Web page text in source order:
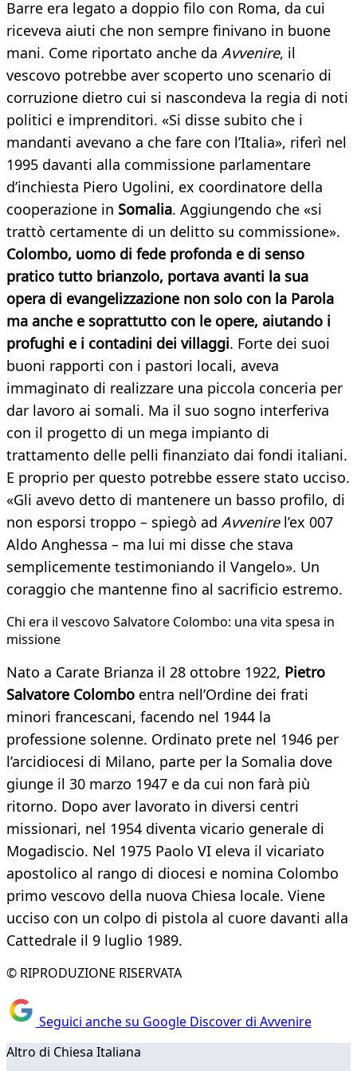
Barre era legato a doppio filo con Roma, da cui
riceveva aiuti che non sempre finivano in buone
mani. Come riportato anche da Avvenire, il
vescovo potrebbe aver scoperto uno scenario di
corruzione dietro cui si nascondeva la regia di noti
politici e imprenditori. «Si disse subito che i
mandanti avevano a che fare con l’Italia», riferì nel
1995 davanti alla commissione parlamentare
d’inchiesta Piero Ugolini, ex coordinatore della
cooperazione in Somalia. Aggiungendo che «si
trattò certamente di un delitto su commissione».
Colombo, uomo di fede profonda e di senso
pratico tutto brianzolo, portava avanti la sua
opera di evangelizzazione non solo con la Parola
ma anche e soprattutto con le opere, aiutando i
profughi e i contadini dei villaggi. Forte dei suoi
buoni rapporti con i pastori locali, aveva
immaginato di realizzare una piccola conceria per
dar lavoro ai somali. Ma il suo sogno interferiva
con il progetto di un mega impianto di
trattamento delle pelli finanziato dai fondi italiani.
E proprio per questo potrebbe essere stato ucciso.
«Gli avevo detto di mantenere un basso profilo, di
non esporsi troppo – spiegò ad Avvenirel’ex 007
Aldo Anghessa – ma lui mi disse che stava
semplicemente testimoniando il Vangelo». Un
coraggio che mantenne fino al sacrificio estremo.
Chi era il vescovo Salvatore Colombo: una vita spesa in
missione
Nato a Carate Brianza il 28 ottobre 1922, Pietro
Salvatore Colombo entra nell’Ordine dei frati
minori francescani, facendo nel 1944 la
professione solenne. Ordinato prete nel 1946 per
l’arcidiocesi di Milano, parte per la Somalia dove
giunge il 30 marzo 1947 e da cui non farà più
ritorno. Dopo aver lavorato in diversi centri
missionari, nel 1954 diventa vicario generale di
Mogadiscio. Nel 1975 Paolo VI eleva il vicariato
apostolico al rango di diocesi e nomina Colombo
primo vescovo della nuova Chiesa locale. Viene
ucciso con un colpo di pistola al cuore davanti alla
Cattedrale il 9 luglio 1989.
© RIPRODUZIONE RISERVATA
Seguici anche su Google Discover di Avvenire
Altro di Chiesa Italiana